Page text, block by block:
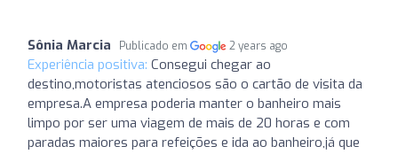
Sônia Marcia Publicado em 2 years ago
Experiência positiva: Consegui chegar ao
destino,motoristas atenciosos são o cartão de visita da
empresa.A empresa poderia manter o banheiro mais
limpo por ser uma viagem de mais de 20 horas e com
paradas maiores para refeições e ida ao banheiro,já que